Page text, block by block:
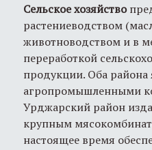
Сельское хозяйство
растениеводством
животноводством и в
переработкой
продукции. Оба
агропромышленными
Урджарский район
крупным
настоящее время